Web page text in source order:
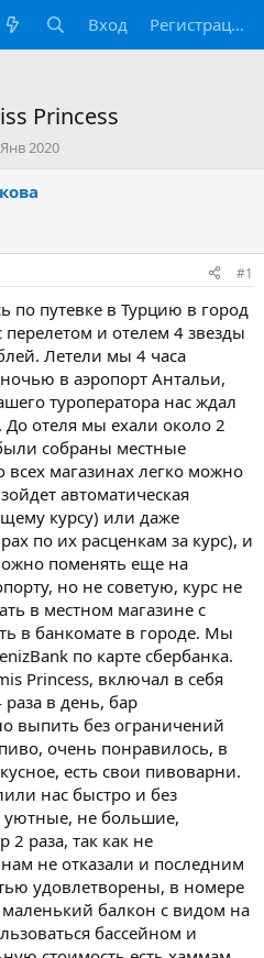
Вход Регистрация
Princess
2020
#1
по путевке в Турцию в город
и отелем 4 звезды
Летели мы 4 часа
в аэропорт Антальи,
туроператора нас ждал
До отеля мы ехали около 2
собраны местные
всех магазинах легко можно
автоматическая
курсу) или даже
по их расценкам за курс), и
поменять еще на
но не советую, курс не
в местном магазине с
в банкомате в городе. Мы
по карте сбербанка.
Princess, включал в себя
в день, бар
выпить без ограничений
очень понравилось, в
есть свои пивоварни.
нас быстро и без
уютные, не большие,
раза, так как не
не отказали и последним
удовлетворены, в номере
балкон с видом на
бассейном и